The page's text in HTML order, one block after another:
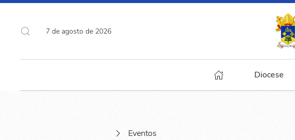
7 de agosto de 2026
Diocese
Eventos